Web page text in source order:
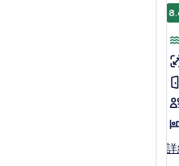
詳
て